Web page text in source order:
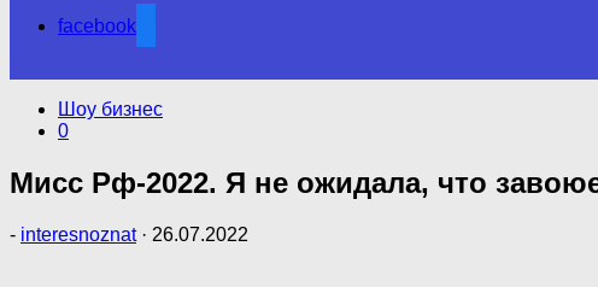
facebook
Шоу бизнес
0
Мисс Рф-2022. Я не ожидала, что
- interesnoznat · 26.07.2022